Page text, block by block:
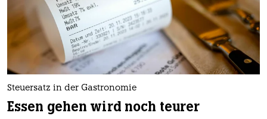
Steuersatz in der Gastronomie
Essen gehen wird noch teurer